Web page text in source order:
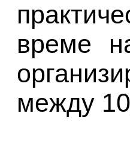
време
между